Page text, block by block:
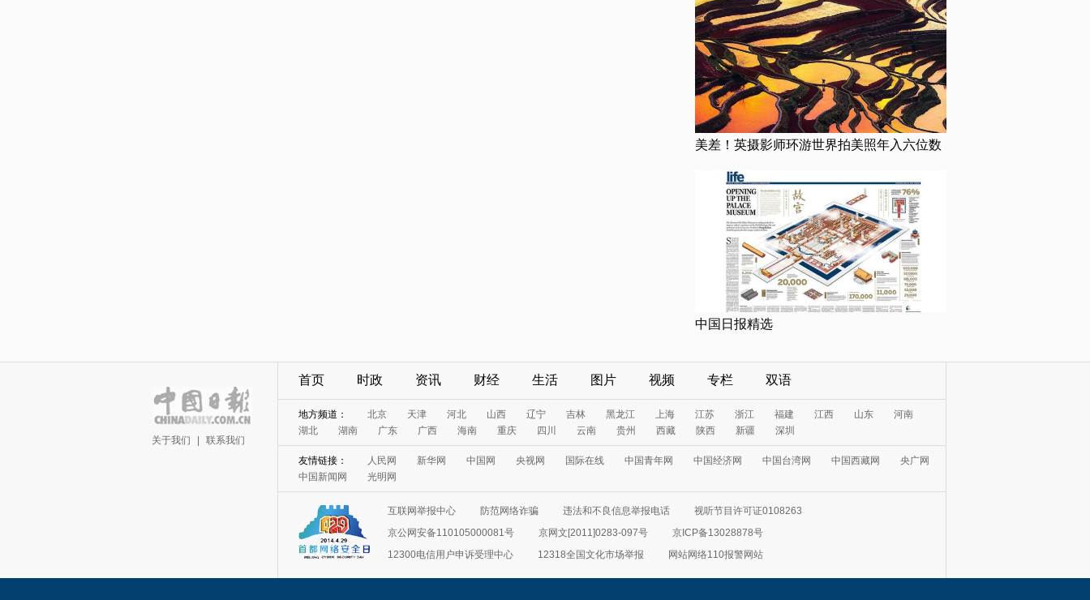
美差！英摄影师环游世界拍美照年入六位数
中国日报精选
关于我们 联系我们
首页 时政 资讯 财经 生活 图片 视频 专栏 双语
地方频道： 北京 天津 河北 山西 辽宁 吉林 黑龙江 上海 江苏 浙江 福建 江西 山东
河南
湖北
湖南 广东 广西 海南 重庆 四川 云南 贵州 西藏 陕西 新疆 深圳
友情链接： 人民网 新华网 中国网 央视网 国际在线 中国青年网 中国经济网 中国台湾网 中国西藏网
央广网
中国新闻网
光明网
互联网举报中心 防范网络诈骗 违法和不良信息举报电话
视听节目许可证0108263
京公网安备110105000081号
京网文[2011]0283-097号
京ICP备13028878号
12300电信用户申诉受理中心
12318全国文化市场举报 网站网络110报警网站